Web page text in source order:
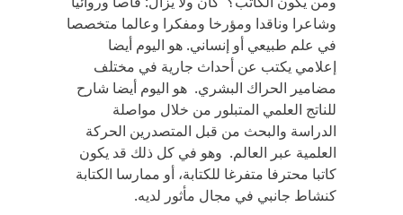
وشاعرا وناقدا ومؤرخا ومفكرا وعالما متخصصا
في علم طبيعي أو إنساني. هو اليوم أيضا
إعلامي يكتب عن أحداث جارية في مختلف
مضامير الحراك البشري. هو اليوم أيضا شارح
للناتج العلمي المتبلور من خلال مواصلة
الدراسة والبحث من قبل المتصدرين الحركة
العلمية عبر العالم. وهو في كل ذلك قد يكون
كاتبا محترفا متفرغا للكتابة، أو ممارسا الكتابة
كنشاط جانبي في مجال مأثور لديه.